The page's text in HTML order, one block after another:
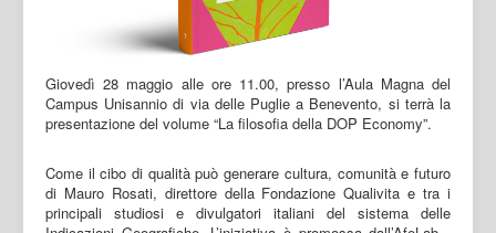
Giovedì 28 maggio alle ore 11.00, presso l’Aula Magna del
Campus Unisannio di via delle Puglie a Benevento, si terrà la
presentazione del volume “La filosofia della DOP Economy”.
Come il cibo di qualità può generare cultura, comunità e futuro
di Mauro Rosati, direttore della Fondazione Qualivita e tra i
principali studiosi e divulgatori italiani del sistema delle